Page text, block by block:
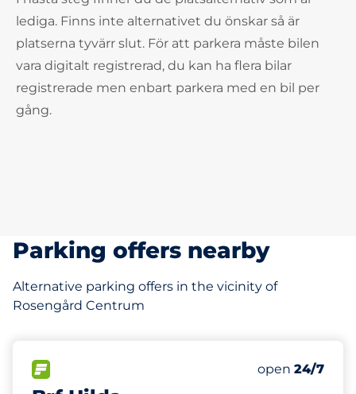
lediga. Finns inte alternativet du önskar så är
platserna tyvärr slut. För att parkera måste bilen
vara digitalt registrerad, du kan ha flera bilar
registrerade men enbart parkera med en bil per
gång.
Parking offers nearby
Alternative parking offers in the vicinity of
Rosengård Centrum
Number of
Total
Thursday&nbsp
open 24/7